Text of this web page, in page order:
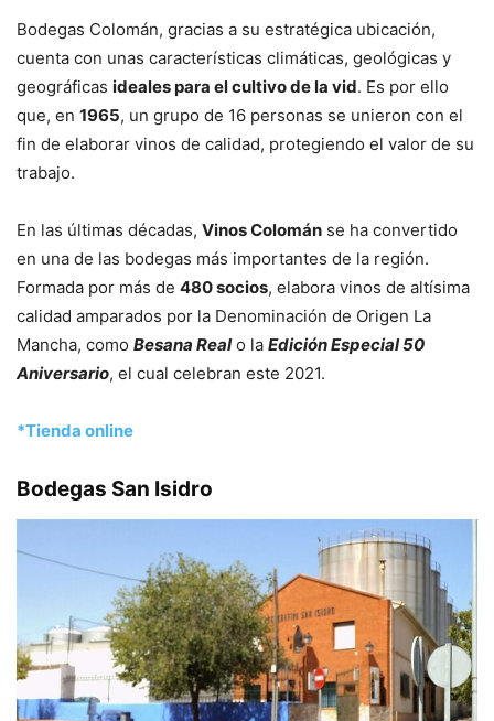
Bodegas Colomán, gracias a su estratégica ubicación,
cuenta con unas características climáticas, geológicas y
geográficas ideales para el cultivo de la vid. Es por ello
que, en 1965, un grupo de 16 personas se unieron con el
fin de elaborar vinos de calidad, protegiendo el valor de su
trabajo.
En las últimas décadas, Vinos Colomán se ha convertido
en una de las bodegas más importantes de la región.
Formada por más de 480 socios, elabora vinos de altísima
calidad amparados por la Denominación de Origen La
Mancha, como Besana Realo la Edición Especial 50
Aniversario, el cual celebran este 2021.
*Tienda online
Bodegas San Isidro